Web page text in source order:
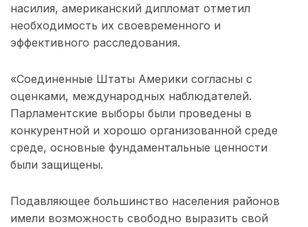
насилия, американский дипломат отметил
необходимость их своевременного и
эффективного расследования.
«Соединенные Штаты Америки согласны с
оценками, международных наблюдателей.
Парламентские выборы были проведены в
конкурентной и хорошо организованной среде
среде, основные фундаментальные ценности
были защищены.
Подавляющее большинство населения районов
имели возможность свободно выразить свой